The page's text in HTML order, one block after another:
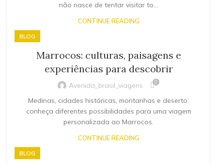
não nasce de tentar visitar to...
CONTINUE READING
BLOG
Marrocos: culturas, paisagens e
experiências para descobrir
Avenida_brasil_viagens 0
Medinas, cidades históricas, montanhas e deserto:
conheça diferentes possibilidades para uma viagem
personalizada ao Marrocos.
CONTINUE READING
BLOG